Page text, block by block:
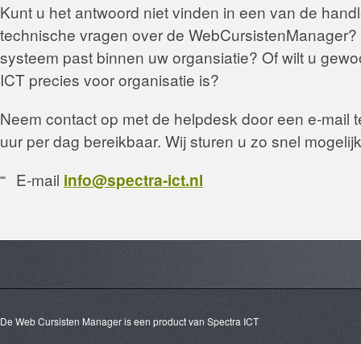
Kunt u het antwoord niet vinden in een van de
technische vragen over de WebCursistenManager?
systeem past binnen uw organsiatie? Of wilt u
ICT precies voor organisatie is?
Neem contact op met de helpdesk door een e-mail
uur per dag bereikbaar. Wij sturen u zo snel
E-mail info@spectra-ict.nl
De Web Cursisten Manager is een product van Spectra ICT